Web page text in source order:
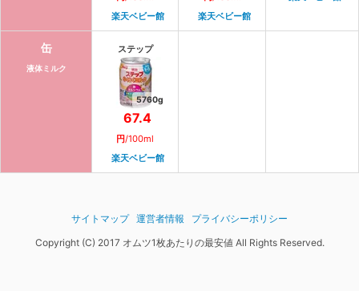
楽天ベビー館
楽天ベビー館
缶
液体ミルク
ステップ
5760g
67.4
円/100ml
楽天ベビー館
サイトマップ 運営者情報
プライバシーポリシー
Copyright (C) 2017 オムツ1枚あたりの最安値 All Rights Reserved.